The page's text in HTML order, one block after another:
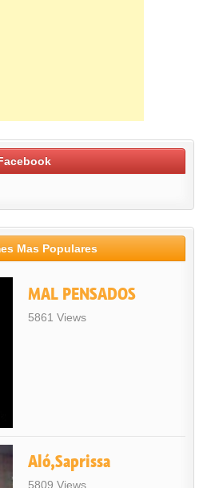
Mas Populares
MAL PENSADOS
5861 Views
Aló,Saprissa
5809 Views